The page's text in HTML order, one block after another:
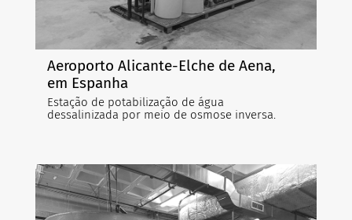
Aeroporto Alicante-Elche de Aena,
em Espanha
Estação de potabilização de água
dessalinizada por meio de osmose inversa.